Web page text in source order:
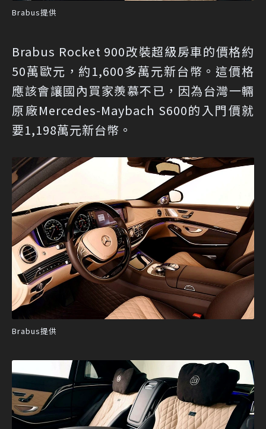
Brabus提供
Brabus Rocket 900改裝超級房車的價格約
50萬歐元，約1,600多萬元新台幣。這價格
應該會讓國內買家羨慕不已，因為台灣一輛
原廠Mercedes-Maybach S600的入門價就
要1,198萬元新台幣。
Brabus提供